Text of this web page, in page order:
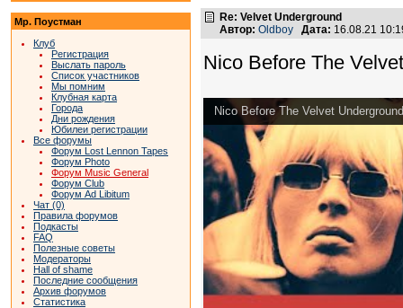
Мр. Поустман
Клуб
Регистрация
Выслать пароль
Список участников
Мы помним
Клубная карта
Города
Дни рождения
Юбилеи регистрации
Все форумы
Форум Lost Lennon Tapes
Форум Photo
Форум Music General
Форум Club
Форум Ad Libitum
Чат (0)
Правила форумов
Подкасты
FAQ
Полезные советы
Модераторы
Hall of shame
Последние сообщения
Архив форумов
Статистика
Re: Velvet Underground
Автор: Oldboy Дата: 16.08.21
Nico Before The
Nico Before The Velvet